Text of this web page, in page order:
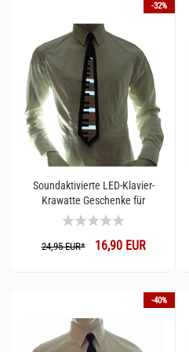
-32%
Soundaktivierte LED-Klavier-
Krawatte Geschenke für
Klavierspieler
24,95 EUR*16,90 EUR
-40%